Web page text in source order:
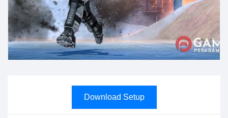
Download Setup